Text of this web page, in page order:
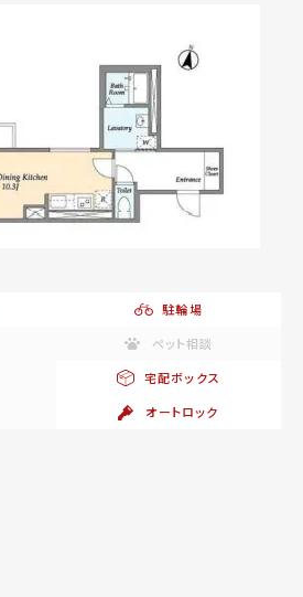
駐輪場
ペット相談
宅配ボックス
オートロック